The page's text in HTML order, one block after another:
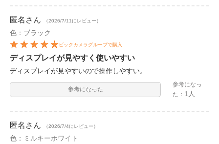
匿名 さん （2026/7/11にレビュー）
色：ブラック
ビックカメラグループで購入
ディスプレイが見やすく使いやすい
ディスプレイが見やすいので操作しやすい。
参考になった
参考になっ
た： 1人
匿名 さん （2026/7/4にレビュー）
色：ミルキーホワイト